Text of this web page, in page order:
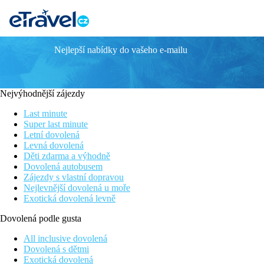
DŁUGI DOM
AKČNÍ NABÍDKA
● Stylové ubytování v srdci Jelení Hory ● TERMÁLNÍ
URČITĚ OCENÍTE
Proč Dlugy Dom Jelenia Góra:
- termální voda ve všech koupelnách
- lázeňský park jen 120 m
- v blízkosti hranic s ČR
KDE BUDETE SPÁT
1, 2 a 3 - lůžkové pokoje KOMFORT
FORMA STRAVY
plná penze
Bližší informace o poskytování bezlepkové stravy najdete
Požadavek nabezlepkovou stravu je nutné uvést předem
Nejlepší nabídky do vašeho e-mailu
Nejvýhodnější zájezdy
Last minute
Super last minute
Letní dovolená
Levná dovolená
Děti zdarma a výhodně
Dovolená autobusem
Zájezdy s vlastní dopravou
Nejlevnější dovolená u moře
Exotická dovolená levně
Dovolená podle gusta
All inclusive dovolená
Dovolená s dětmi
Exotická dovolená